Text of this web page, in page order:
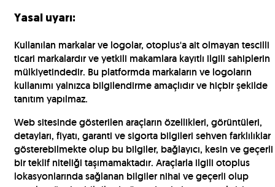
Yasal uyarı:
Kullanılan markalar ve logolar, otoplus'a ait olmayan tescilli
ticari markalardır ve yetkili makamlara kayıtlı ilgili sahiplerin
mülkiyetindedir. Bu platformda markaların ve logoların
kullanımı yalnızca bilgilendirme amaçlıdır ve hiçbir şekilde
tanıtım yapılmaz.
Web sitesinde gösterilen araçların özellikleri, görüntüleri,
detayları, fiyatı, garanti ve sigorta bilgileri sehven farklılıklar
gösterebilmekte olup bu bilgiler, bağlayıcı, kesin ve geçerli
bir teklif niteliği taşımamaktadır. Araçlarla ilgili otoplus
lokasyonlarında sağlanan bilgiler nihai ve geçerli olup